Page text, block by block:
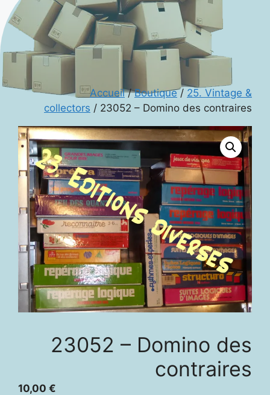
Accueil/Boutique/ 25. Vintage &
collectors / 23052 – Domino des contraires
23052 – Domino des
contraires
10,00 €